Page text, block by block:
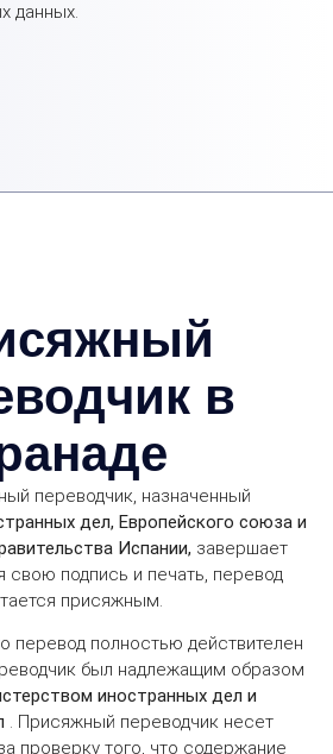
данных.
в
переводчик, назначенный
дел, Европейского союза и
Испании, завершает
свою подпись и печать, перевод
присяжным.
перевод полностью действителен
был надлежащим образом
иностранных дел и
. Присяжный переводчик несет
проверку того, что содержание